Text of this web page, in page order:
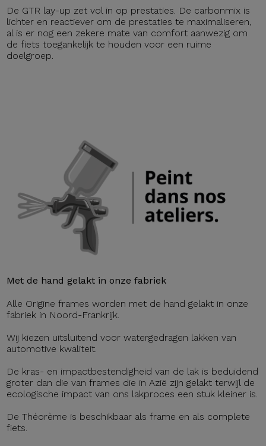
De GTR lay-up zet vol in op prestaties. De carbonmix is
lichter en reactiever om de prestaties te maximaliseren,
al is er nog een zekere mate van comfort aanwezig om
de fiets toegankelijk te houden voor een ruime
doelgroep.
Met de hand gelakt in onze fabriek
Alle Origine frames worden met de hand gelakt in onze
fabriek in Noord-Frankrijk.
Wij kiezen uitsluitend voor watergedragen lakken van
automotive kwaliteit.
De kras- en impactbestendigheid van de lak is beduidend
groter dan die van frames die in Azië zijn gelakt terwijl de
ecologische impact van ons lakproces een stuk kleiner is.
De Théorème is beschikbaar als frame en als complete
fiets.